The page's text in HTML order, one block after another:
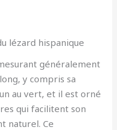
lézard hispanique
généralement
y compris sa
au vert, et il est orné
qui facilitent son
naturel. Ce